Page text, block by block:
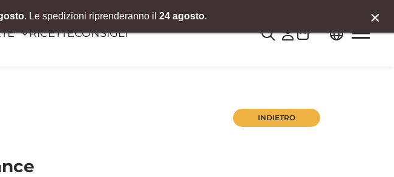
RICETTECONSIGLI
INDIETRO
×
. Le spedizioni riprenderanno il 24 agosto.